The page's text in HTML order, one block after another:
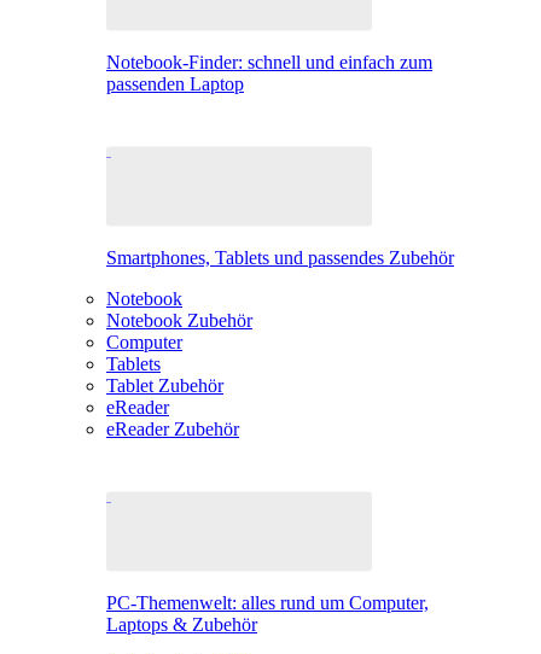
Notebook-Finder: schnell und einfach zum
passenden Laptop
Smartphones, Tablets und passendes Zubehör
Notebook
Notebook Zubehör
Computer
Tablets
Tablet Zubehör
eReader
eReader Zubehör
PC-Themenwelt: alles rund um Computer,
Laptops & Zubehör